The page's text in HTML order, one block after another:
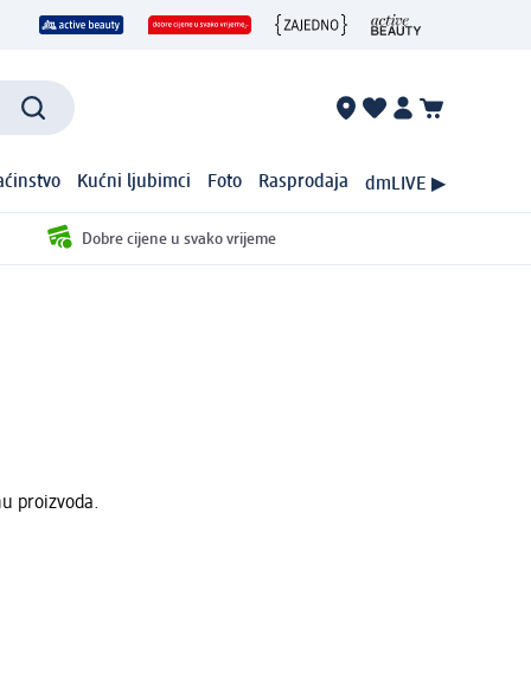
Kućni ljubimci Foto Rasprodaja dmLIVE ▶
Dobre cijene u svako vrijeme
proizvoda.